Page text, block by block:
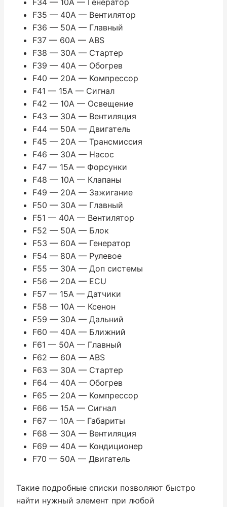
F35 — 40A — Вентилятор
F36 — 50A — Главный
F37 — 60A — ABS
F38 — 30A — Стартер
F39 — 40A — Обогрев
F40 — 20A — Компрессор
F41 — 15A — Сигнал
F42 — 10A — Освещение
F43 — 30A — Вентиляция
F44 — 50A — Двигатель
F45 — 20A — Трансмиссия
F46 — 30A — Насос
F47 — 15A — Форсунки
F48 — 10A — Клапаны
F49 — 20A — Зажигание
F50 — 30A — Главный
F51 — 40A — Вентилятор
F52 — 50A — Блок
F53 — 60A — Генератор
F54 — 80A — Рулевое
F55 — 30A — Доп системы
F56 — 20A — ECU
F57 — 15A — Датчики
F58 — 10A — Ксенон
F59 — 30A — Дальний
F60 — 40A — Ближний
F61 — 50A — Главный
F62 — 60A — ABS
F63 — 30A — Стартер
F64 — 40A — Обогрев
F65 — 20A — Компрессор
F66 — 15A — Сигнал
F67 — 10A — Габариты
F68 — 30A — Вентиляция
F69 — 40A — Кондиционер
F70 — 50A — Двигатель
Такие подробные списки позволяют быстро
найти нужный элемент при любой